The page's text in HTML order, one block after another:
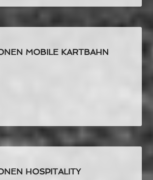
MOBILE KARTBAHN
HOSPITALITY